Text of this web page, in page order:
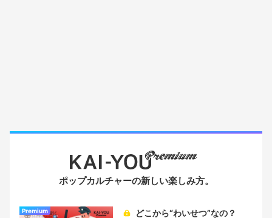
ポップカルチャーの新しい楽しみ方。
Premium